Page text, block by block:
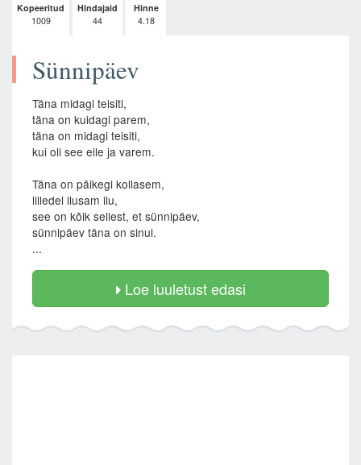
Kopeeritud
1009
Hindajaid
44
Hinne
4.18
Sünnipäev
Täna midagi teisiti,
täna on kuidagi parem,
täna on midagi teisiti,
kui oli see eile ja varem.
Täna on päikegi kollasem,
lilledel ilusam ilu,
see on kõik sellest, et sünnipäev,
sünnipäev täna on sinul.
...
Loe luuletust edasi